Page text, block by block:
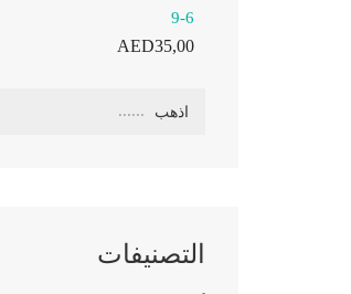
9-6
AED35,00
البحث
اذهب
التصنيفات